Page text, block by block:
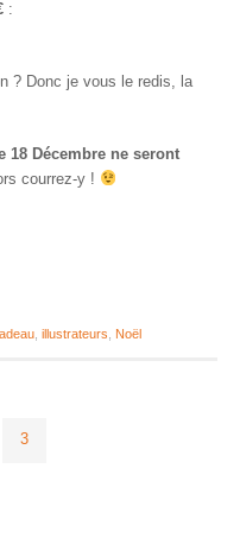
:
? Donc je vous le redis, la
18 Décembre ne seront
courrez-y !
, illustrateurs Noël
3